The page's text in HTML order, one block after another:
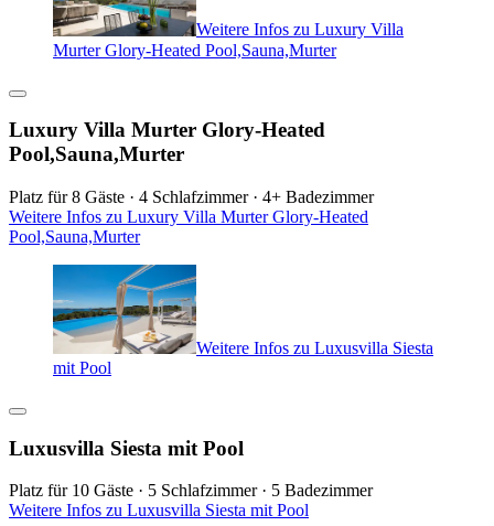
Weitere Infos zu Luxury Villa
Murter Glory-Heated Pool,Sauna,Murter
Luxury Villa Murter Glory-Heated
Pool,Sauna,Murter
Platz für 8 Gäste · 4 Schlafzimmer · 4+ Badezimmer
Weitere Infos zu Luxury Villa Murter Glory-Heated
Pool,Sauna,Murter
Weitere Infos zu Luxusvilla Siesta
mit Pool
Luxusvilla Siesta mit Pool
Platz für 10 Gäste · 5 Schlafzimmer · 5 Badezimmer
Weitere Infos zu Luxusvilla Siesta mit Pool